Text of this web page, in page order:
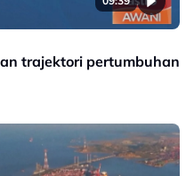
trajektori pertumbuhan